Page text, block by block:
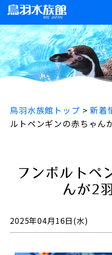
鳥羽水族館トップ >新着
ルトペンギンの赤ちゃん
フンボルトペ
んが2
2025年04月16日(水)